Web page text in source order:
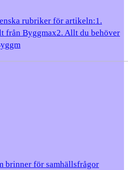
rubriker för artikeln:1.
från Byggmax2. Allt du behöver
brinner för samhällsfrågor